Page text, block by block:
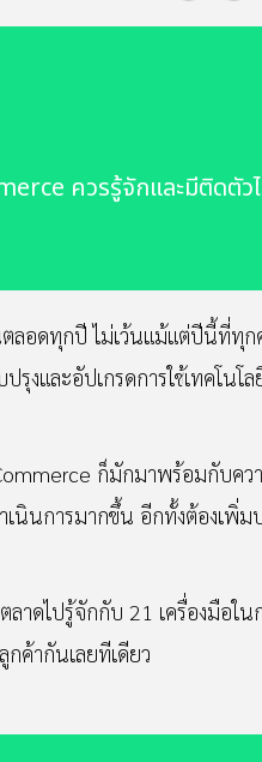
ควรรู้จักและมีติดตัว
อดทุกปี ไม่เว้นแม้แต่ปีนี้ที่ทุก
งและอัปเกรดการใช้เทคโน
ก็มักมาพร้อมกับค
เนินการมากขึ้น อีกทั้งต้องเ
ดไปรู้จักกับ 21 เครื่องมือใ
ค้ากันเลยทีเดียว